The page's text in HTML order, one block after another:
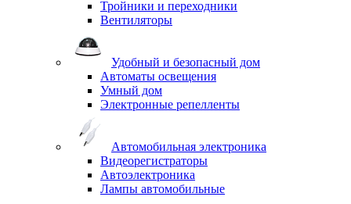
Тройники и переходники
Вентиляторы
Удобный и безопасный дом
Автоматы освещения
Умный дом
Электронные репелленты
Автомобильная электроника
Видеорегистраторы
Автоэлектроника
Лампы автомобильные